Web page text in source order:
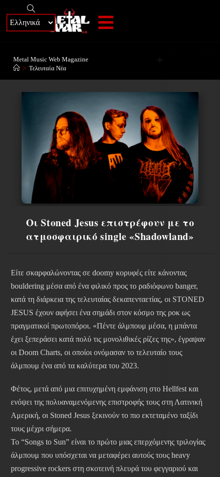
Metal Music Web Magazine
> Τελευταία Νέα
Οι Stoned Jesus επιστρέφουν με το
ατμοσφαιρικό single «Shadowland»
Είτε σκαρφαλώνοντας σε doomy κορυφές είτε κάνοντας
bouldering μέσα από ένα φιλικό προς το ραδιόφωνο banger,
κατά τη διάρκεια της τελευταίας δεκαπενταετίας, οι STONED
JESUS έχουν αφήσει ένα σημάδι στον κόσμο της ροκ ως
πραγματικοί πρωτοπόροι. «Πέντε άλμπουμ μέσα, η μπάντα
έχει ξεπεράσει κατά πολύ τις μονολιθικές ρίζες της», έγραψαν
οι Doom Charts, οι οποίοι ονόμασαν το τελευταίο τους
άλμπουμ ένα από τα καλύτερα του 2023.
Φέτος, μετά από μια επιτυχημένη εμφάνιση στο Hellfest και
ενόψει της πολυαναμενόμενης επιστροφής τους στη Λατινική
Αμερική, οι Stoned Jesus ξεκινούν το πιο εκτεταμένο ταξίδι
τους μέχρι σήμερα.
Το “Songs to Sun” είναι το πρώτο μιας επερχόμενης τριλογίας
άλμπουμ που υπόσχεται να μεταφέρει αυτούς τους heavy
progressive rockers στη σκοτεινή πλευρά του φεγγαριού και